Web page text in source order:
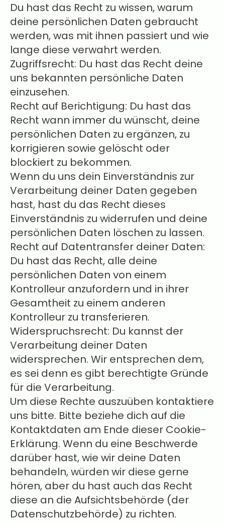
Du hast das Recht zu wissen, warum
deine persönlichen Daten gebraucht
werden, was mit ihnen passiert und wie
lange diese verwahrt werden.
Zugriffsrecht: Du hast das Recht deine
uns bekannten persönliche Daten
einzusehen.
Recht auf Berichtigung: Du hast das
Recht wann immer du wünscht, deine
persönlichen Daten zu ergänzen, zu
korrigieren sowie gelöscht oder
blockiert zu bekommen.
Wenn du uns dein Einverständnis zur
Verarbeitung deiner Daten gegeben
hast, hast du das Recht dieses
Einverständnis zu widerrufen und deine
persönlichen Daten löschen zu lassen.
Recht auf Datentransfer deiner Daten:
Du hast das Recht, alle deine
persönlichen Daten von einem
Kontrolleur anzufordern und in ihrer
Gesamtheit zu einem anderen
Kontrolleur zu transferieren.
Widerspruchsrecht: Du kannst der
Verarbeitung deiner Daten
widersprechen. Wir entsprechen dem,
es sei denn es gibt berechtigte Gründe
für die Verarbeitung.
Um diese Rechte auszuüben kontaktiere
uns bitte. Bitte beziehe dich auf die
Kontaktdaten am Ende dieser Cookie-
Erklärung. Wenn du eine Beschwerde
darüber hast, wie wir deine Daten
behandeln, würden wir diese gerne
hören, aber du hast auch das Recht
diese an die Aufsichtsbehörde (der
Datenschutzbehörde) zu richten.